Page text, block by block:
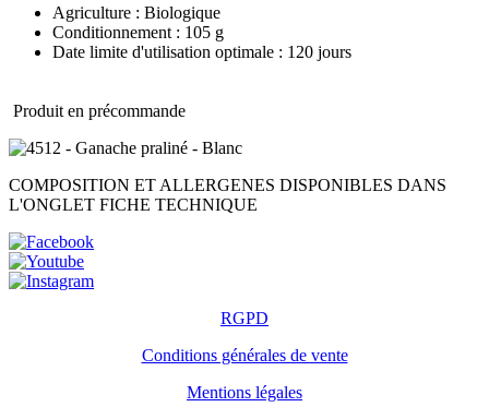
Agriculture : Biologique
Conditionnement : 105 g
Date limite d'utilisation optimale : 120 jours
Produit en précommande
COMPOSITION ET ALLERGENES DISPONIBLES DANS
L'ONGLET FICHE TECHNIQUE
RGPD
Conditions générales de vente
Mentions légales